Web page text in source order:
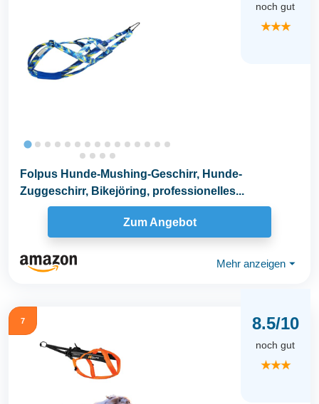
noch gut
★★★
Folpus Hunde-Mushing-Geschirr, Hunde-
Zuggeschirr, Bikejöring, professionelles...
Zum Angebot
Mehr anzeigen ⏷
7 8.5/10
noch gut
★★★